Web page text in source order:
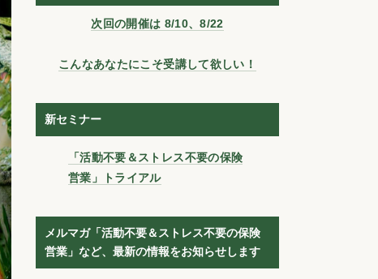
次回の開催は 8/10、8/22
こんなあなたにこそ受講して欲しい！
新セミナー
「活動不要＆ストレス不要の保険
営業」トライアル
メルマガ「活動不要＆ストレス不要の保険
営業」など、最新の情報をお知らせします